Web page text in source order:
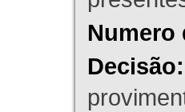
Numero
Decisão: